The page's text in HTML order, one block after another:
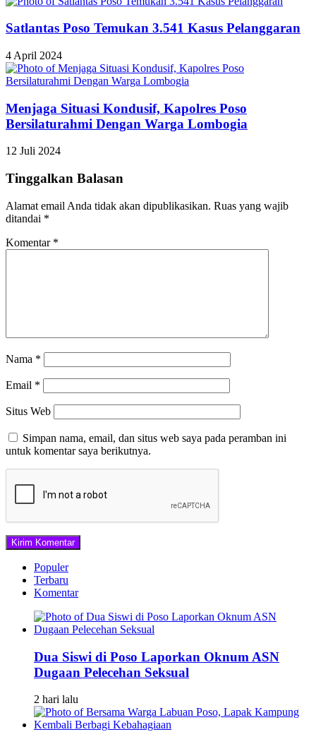
Satlantas Poso Temukan 3.541 Kasus Pelanggaran
4 April 2024
Menjaga Situasi Kondusif, Kapolres Poso
Bersilaturahmi Dengan Warga Lombogia
12 Juli 2024
Tinggalkan Balasan
Alamat email Anda tidak akan dipublikasikan. Ruas yang wajib
ditandai *
Komentar *
Nama *
Email *
Situs Web
Simpan nama, email, dan situs web saya pada peramban ini
untuk komentar saya berikutnya.
Populer
Terbaru
Komentar
Dua Siswi di Poso Laporkan Oknum ASN
Dugaan Pelecehan Seksual
2 hari lalu